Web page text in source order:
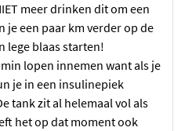
meer drinken dit om een
je een paar km verder op de
lege blaas starten!
lopen innemen want als je
je in een insulinepiek
tank zit al helemaal vol als
het op dat moment ook